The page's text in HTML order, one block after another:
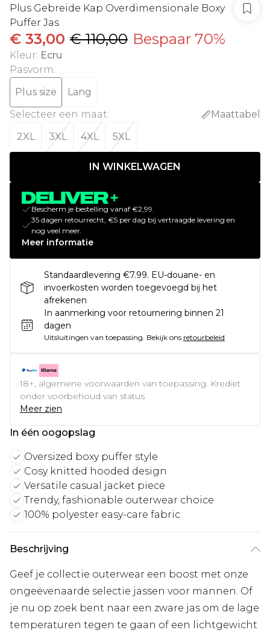
Plus Gebreide Kap Overdimensionale Boxy
Puffer Jas
€ 33,00 € 110,00 Bespaar 70%
Kleur: Ecru
Pasvorm:
Plus size
Lang
Selecteer een maat:
Maattabel
2XL
3XL 4XL 5XL
IN WINKELWAGEN
Bescherm je bestelling vanaf €2,99.
35 dagen retourrecht, €5 per dag bij vertraagde levering en
nog veel meer.
Meer informatie
Standaardlevering €7.99. EU-douane- en
invoerkosten worden toegevoegd bij het
afrekenen
In aanmerking voor retournering binnen 21
dagen
Uitsluitingen van toepassing. Bekijk ons retourbeleid
18+, algemene voorwaarden van toepassing. Krediet
onder voorbehoud van status
Meer zien
In één oogopslag
Oversized boxy puffer style
Cosy knitted hooded design
Versatile casual jacket piece
Trendy, fashionable outerwear choice
100% polyester easy-care fabric
Beschrijving
Geef je collectie outerwear een boost met onze
ongeëvenaarde selectie jassen voor mannen. Of
je nu op zoek bent naar een zware jas om de lage
temperaturen tegen te gaan of een lichtgewicht